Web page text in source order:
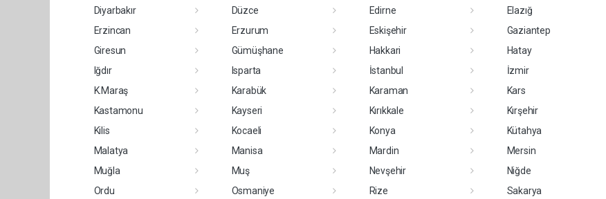
Diyarbakır
Düzce Edirne
Elazığ
Erzincan
Erzurum Eskişehir
Gaziantep
Giresun
Gümüşhane Hakkari
Hatay
Iğdır
Isparta İstanbul
İzmir
K.Maraş
Karabük Karaman
Kars
Kastamonu
Kayseri Kırıkkale
Kırşehir
Kilis
Kocaeli Konya
Kütahya
Malatya
Manisa Mardin
Mersin
Muğla
Muş Nevşehir
Niğde
Ordu
Osmaniye Rize
Sakarya